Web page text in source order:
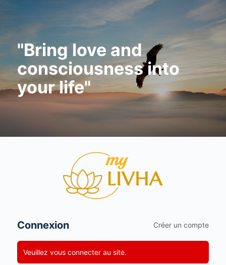
"Bring love and
consciousness into
your life"
connecter
Connexion Créer un compte
Veuillez vous connecter au site.